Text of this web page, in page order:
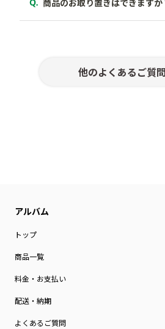
「ご注文を取り消しする」を
「取り消しする」をクリック
※30分を経過した後は、ご注
いたします。
いいたします。
業者を利用したご注文を検討
旨ご理解のうえご注文いただ
他のよくあるご質
トップ
商品一覧
料金・お支払い
配送・納期
よくあるご質問